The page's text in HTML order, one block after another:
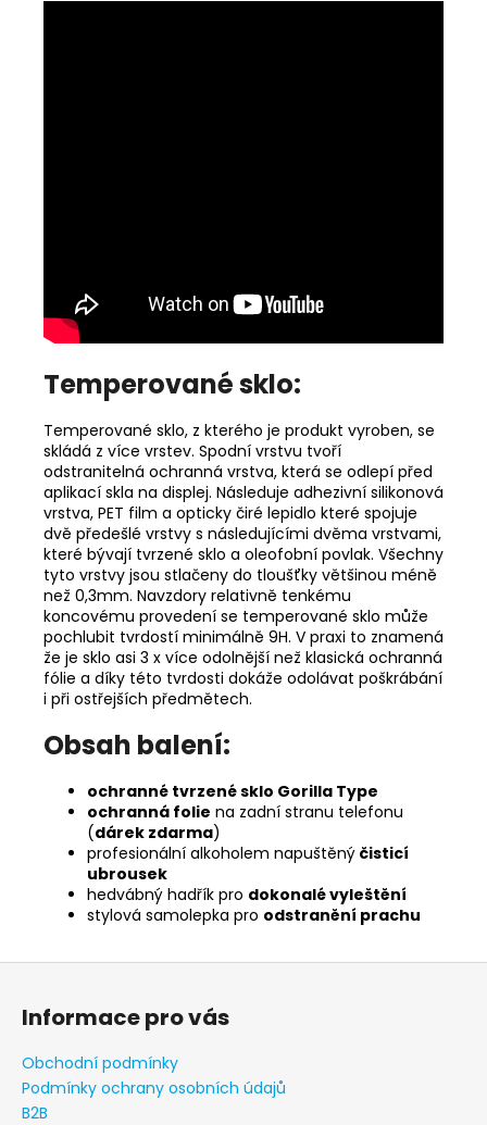
Temperované sklo:
Temperované sklo, z kterého je produkt vyroben, se
skládá z více vrstev. Spodní vrstvu tvoří
odstranitelná ochranná vrstva, která se odlepí před
aplikací skla na displej. Následuje adhezivní silikonová
vrstva, PET film a opticky čiré lepidlo které spojuje
dvě předešlé vrstvy s následujícími dvěma vrstvami,
které bývají tvrzené sklo a oleofobní povlak. Všechny
tyto vrstvy jsou stlačeny do tloušťky většinou méně
než 0,3mm. Navzdory relativně tenkému
koncovému provedení se temperované sklo může
pochlubit tvrdostí minimálně 9H. V praxi to znamená
že je sklo asi 3 x více odolnější než klasická ochranná
fólie a díky této tvrdosti dokáže odolávat poškrábání
i při ostřejších předmětech.
Obsah balení:
ochranné tvrzené sklo Gorilla Type
ochranná folie na zadní stranu telefonu
(dárek zdarma)
profesionální alkoholem napuštěný čisticí
ubrousek
hedvábný hadřík pro dokonalé vyleštění
stylová samolepka pro odstranění prachu
Z
Informace pro vás
Obchodní podmínky
Podmínky ochrany osobních údajů
B2B